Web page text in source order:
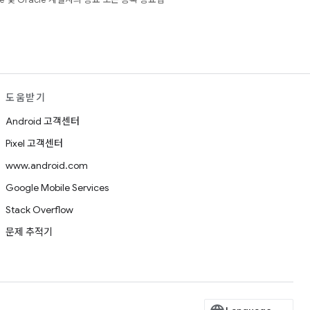
도움받기
Android 고객센터
Pixel 고객센터
www.android.com
Google Mobile Services
Stack Overflow
문제 추적기